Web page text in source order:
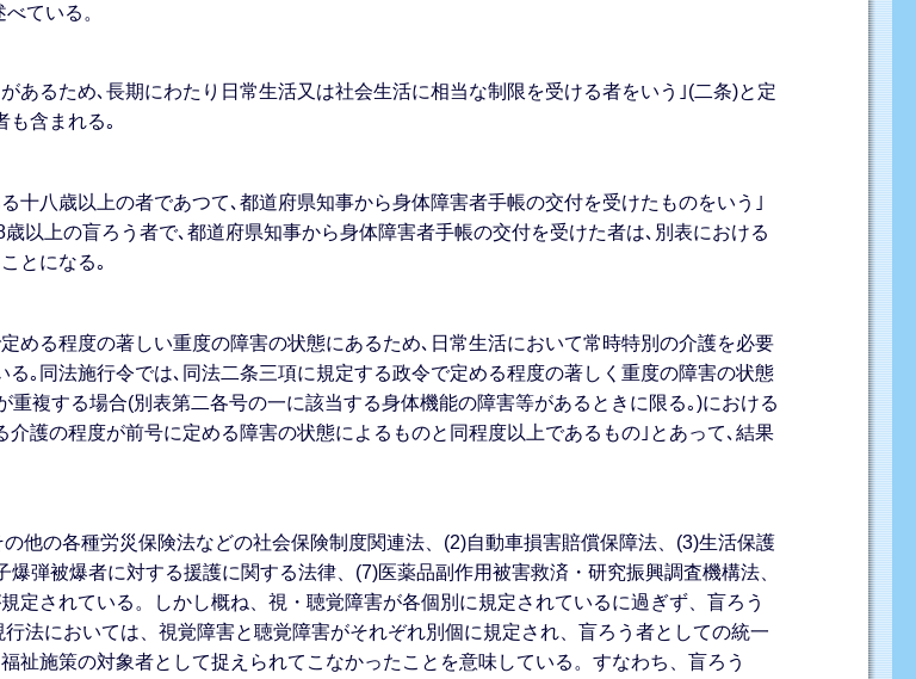
ている。
るため､長期にわたり日常生活又は社会生活に相当な制限を受ける者をいう｣(二条)と定
も含まれる｡
八歳以上の者であつて､都道府県知事から身体障害者手帳の交付を受けたものをいう｣
以上の盲ろう者で､都道府県知事から身体障害者手帳の交付を受けた者は､別表における
とになる｡
める程度の著しい重度の障害の状態にあるため､日常生活において常時特別の介護を必要
｡同法施行令では､同法二条三項に規定する政令で定める程度の著しく重度の障害の状態
複する場合(別表第二各号の一に該当する身体機能の障害等があるときに限る｡)における
護の程度が前号に定める障害の状態によるものと同程度以上であるもの｣とあって､結果
他の各種労災保険法などの社会保険制度関連法、(2)自動車損害賠償保障法、(3)生活保護
弾被爆者に対する援護に関する法律、(7)医薬品副作用被害救済・研究振興調査機構法、
定されている。しかし概ね、視・聴覚障害が各個別に規定されているに過ぎず、盲ろう
法においては、視覚障害と聴覚障害がそれぞれ別個に規定され、盲ろう者としての統一
祉施策の対象者として捉えられてこなかったことを意味している。すなわち、盲ろう